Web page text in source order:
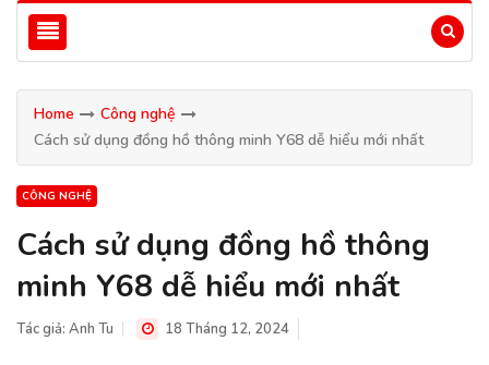
Home
Công nghệ
Cách sử dụng đồng hồ thông minh Y68 dễ hiểu mới nhất
CÔNG NGHỆ
Cách sử dụng đồng hồ thông
minh Y68 dễ hiểu mới nhất
Tác giả: Anh Tu 18 Tháng 12, 2024